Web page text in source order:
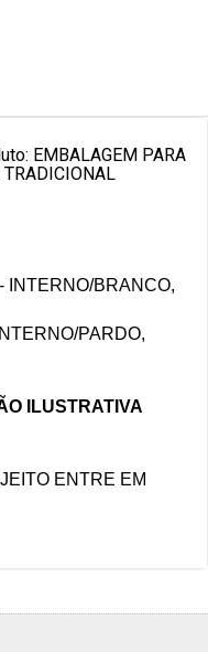
EMBALAGEM PARA
TRADICIONAL
INTERNO/BRANCO,
PARDO,
ILUSTRATIVA
ENTRE EM